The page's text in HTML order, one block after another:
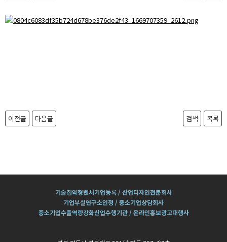
본문
이전글 다음글 검색 목록
기술집약형벤처기업등록 / 산업디자인전문회사
기업부설연구소인정 / 중소기업상담회사
중소기업수출역량강화산업수행기관 / 온라인홍보광고대행사